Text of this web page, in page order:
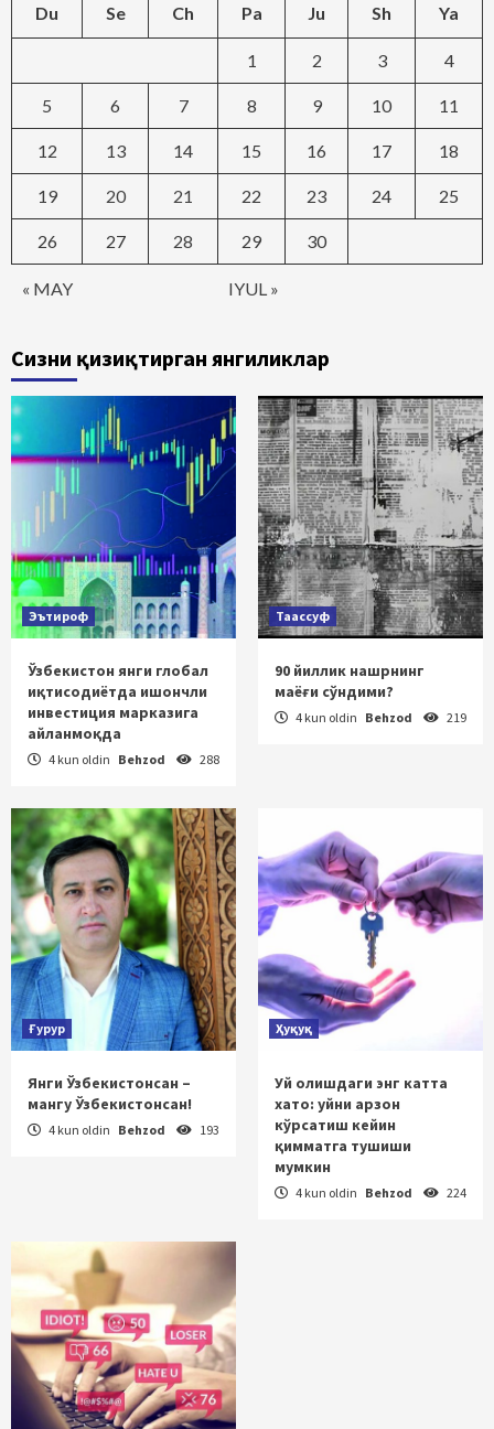
Du Se Ch Pa Ju Sh Ya
« MAY IYUL »
1 2 3 4
5 6 7 8 9 10 11
12 13 14 15 16 17 18
19 20 21 22 23 24 25
26 27 28 29 30
Сизни қизиқтирган янгиликлар
Эътироф
Ўзбекистон янги глобал
иқтисодиётда ишончли
инвестиция марказига
айланмоқда
4 kun oldin Behzod 288
Таассуф
90 йиллик нашрнинг
маёғи сўндими?
4 kun oldin Behzod 219
Ғурур
Янги Ўзбекистонсан –
мангу Ўзбекистонсан!
4 kun oldin Behzod 193
Ҳуқуқ
Уй олишдаги энг катта
хато: уйни арзон
кўрсатиш кейин
қимматга тушиши
мумкин
4 kun oldin Behzod 224